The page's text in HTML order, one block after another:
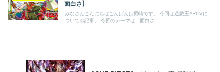
面白さ】
みなさんこんにちはこんばんは雨崎です。 今回は遊戯王ARCVに
ついての記事。 今回のテーマは「面白さ...